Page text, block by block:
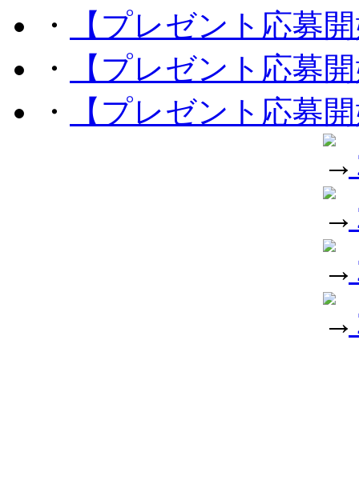
・
【プレゼント応募
・
【プレゼント応募
・
【プレゼント応募